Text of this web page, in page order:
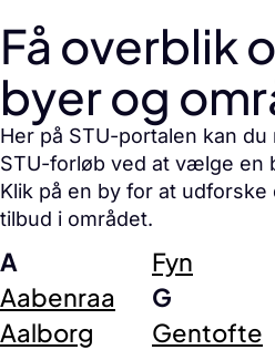
Få overblik
byer og
Her på STU-portalen kan
STU-forløb ved at vælge en
Klik på en by for at
tilbud i området.
A
Aabenraa
Aalborg
Fyn
G
Gentofte